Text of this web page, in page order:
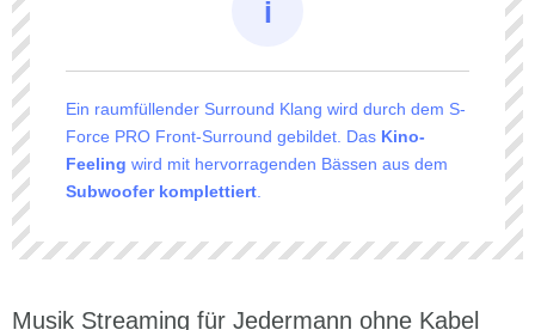
Ein raumfüllender Surround Klang wird durch dem S-
Force PRO Front-Surround gebildet. Das Kino-
Feeling wird mit hervorragenden Bässen aus dem
Subwoofer komplettiert.
Musik Streaming für Jedermann ohne Kabel